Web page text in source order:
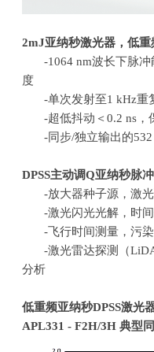
2mJ亚纳秒激光器，低
-1064 nm波长下脉冲
度
-单次发射至1 kHz重
-超低抖动＜0.2 ns
-同步/独立输出的
DPSS主动调Q亚纳秒脉
-放大器种子源，激
-激光闪光光解，时
-飞行时间测量，污
-激光雷达探测（
分析
低重频亚纳秒DPSS激光
APL331 - F2H/3H典型